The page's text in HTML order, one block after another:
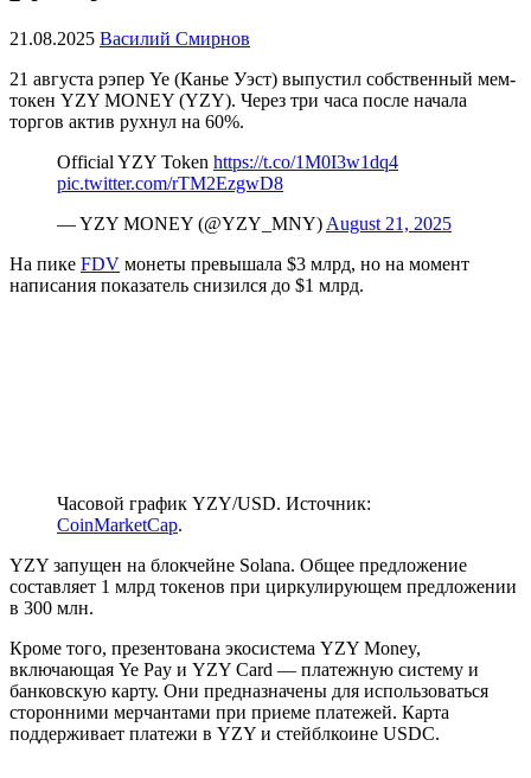
21.08.2025 Василий Смирнов
21 августа рэпер Ye (Канье Уэст) выпустил собственный мем-
токен YZY MONEY (YZY). Через три часа после начала
торгов актив рухнул на 60%.
Official YZY Token https://t.co/1M0I3w1dq4
pic.twitter.com/rTM2EzgwD8
— YZY MONEY (@YZY_MNY) August 21, 2025
На пике FDV монеты превышала $3 млрд, но на момент
написания показатель снизился до $1 млрд.
Часовой график YZY/USD. Источник:
CoinMarketCap.
YZY запущен на блокчейне Solana. Общее предложение
составляет 1 млрд токенов при циркулирующем предложении
в 300 млн.
Кроме того, презентована экосистема YZY Money,
включающая Ye Pay и YZY Card — платежную систему и
банковскую карту. Они предназначены для использоваться
сторонними мерчантами при приеме платежей. Карта
поддерживает платежи в YZY и стейблкоине USDC.